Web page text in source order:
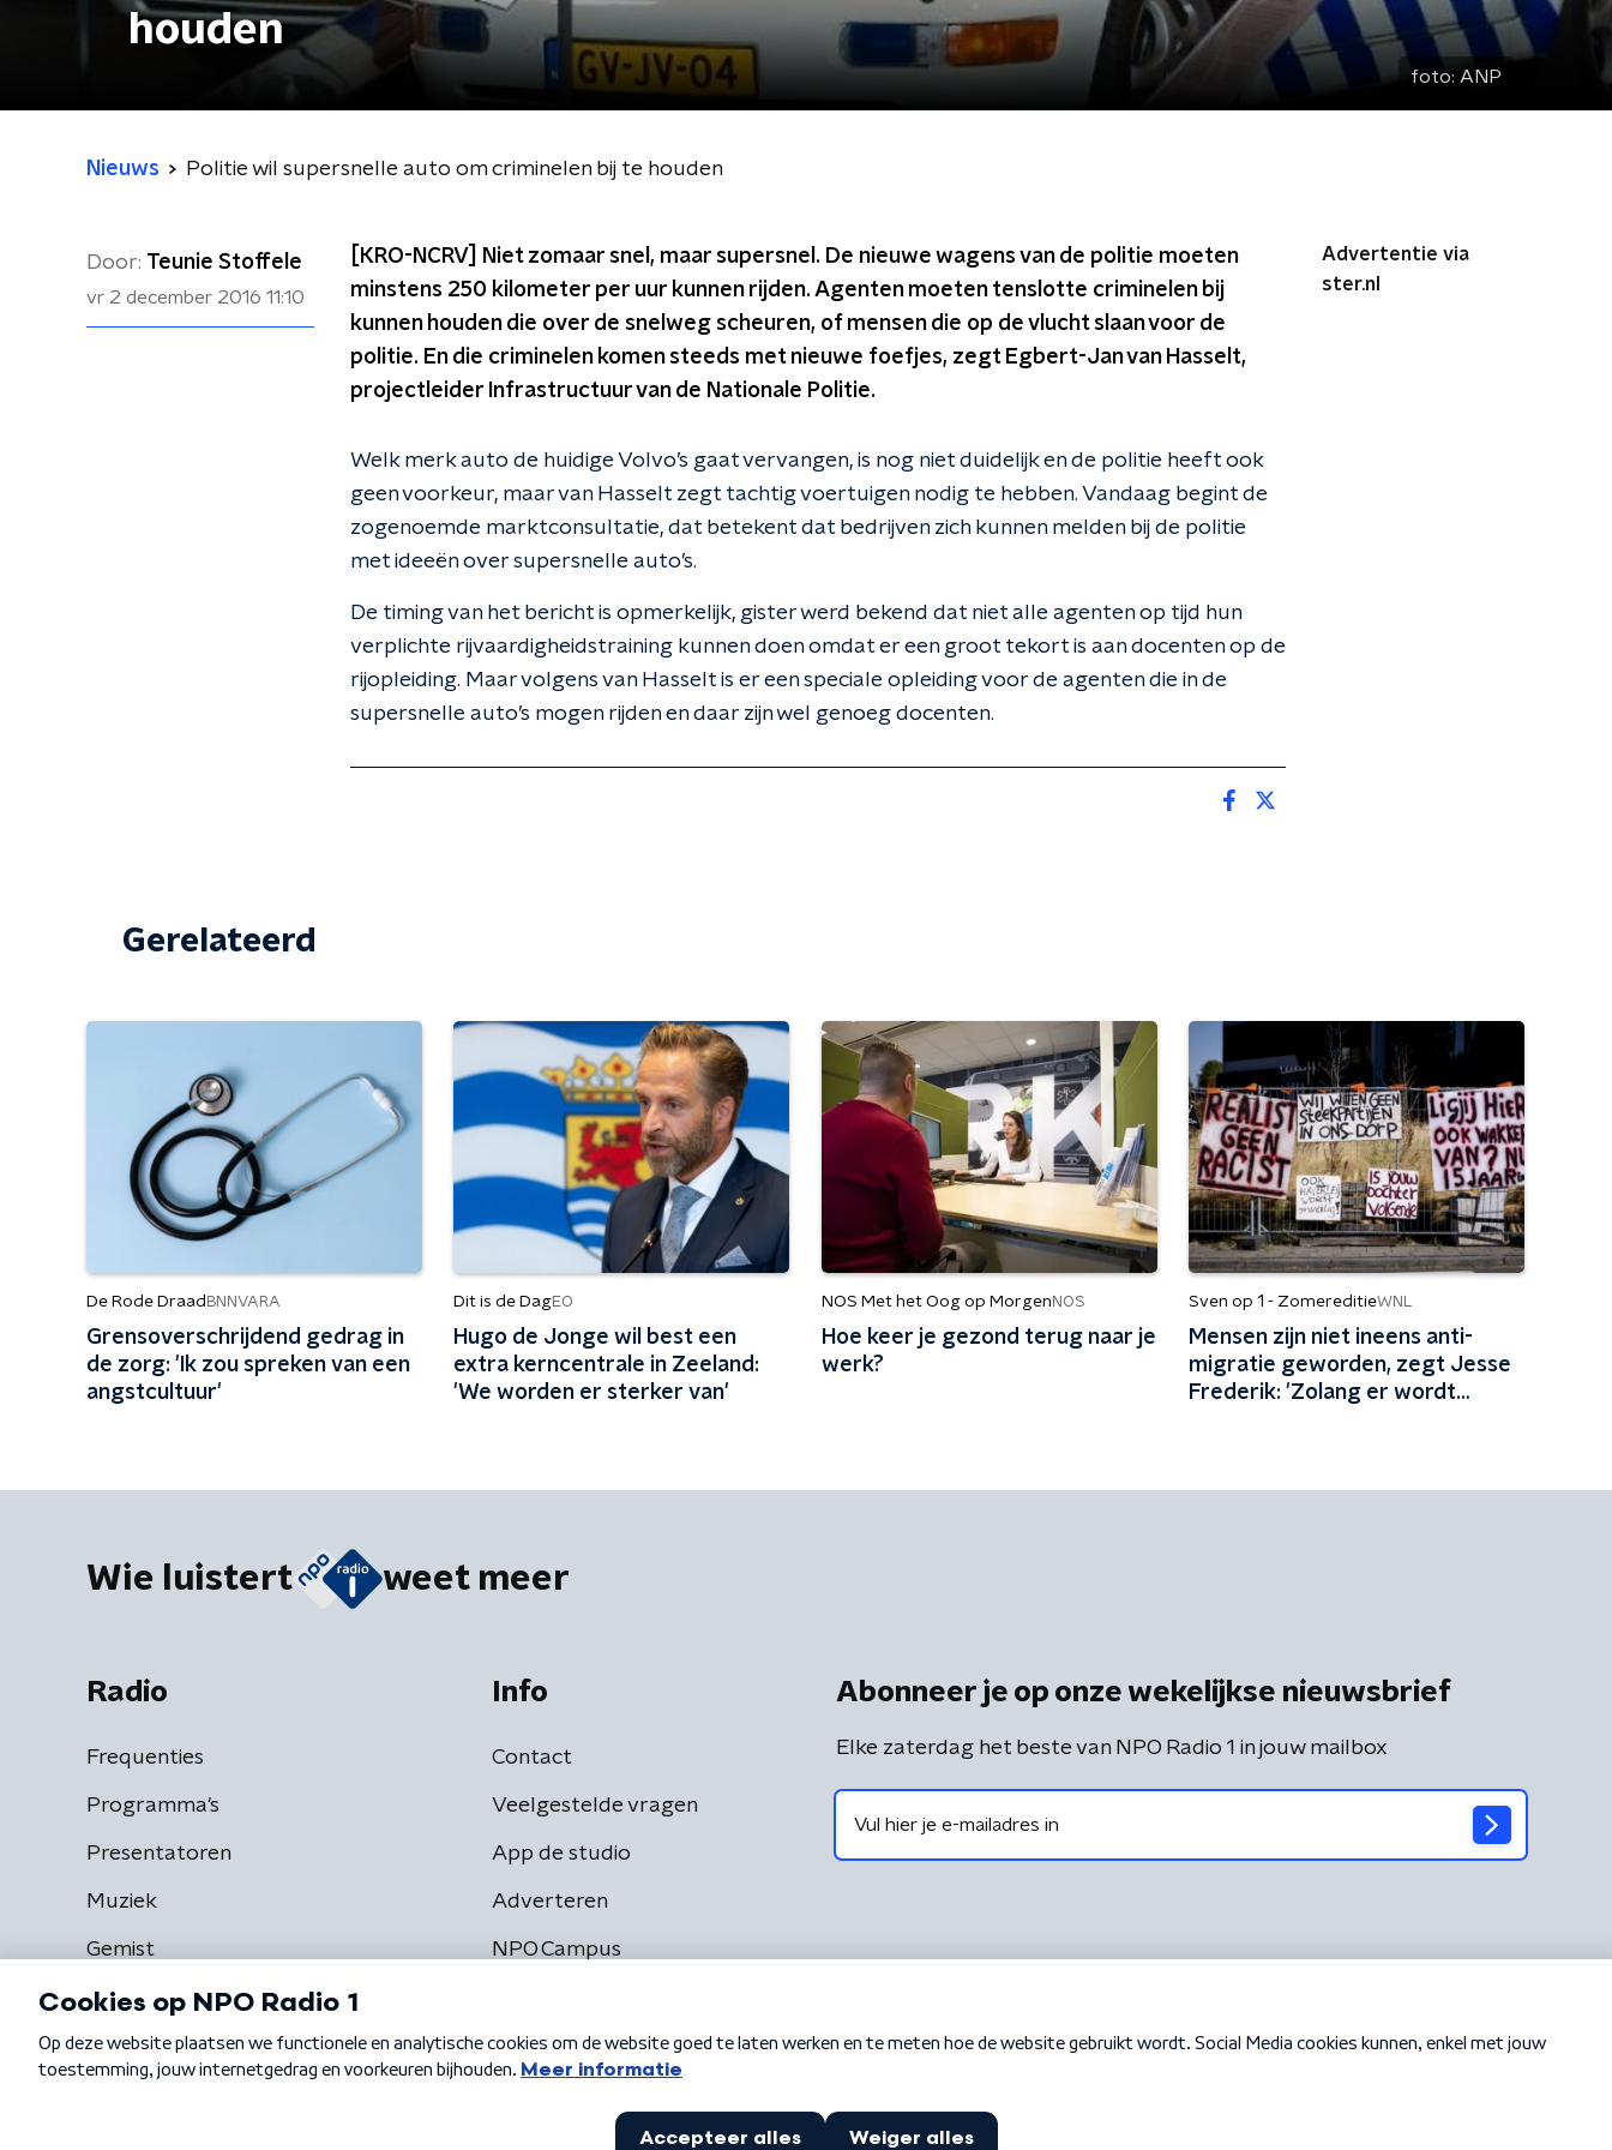
houden
foto: ANP
Nieuws Politie wil supersnelle auto om criminelen bij te houden
Door: Teunie Stoffele
vr 2 december 2016 11:10
[KRO-NCRV] Niet zomaar snel, maar supersnel. De nieuwe wagens van de politie moeten
minstens 250 kilometer per uur kunnen rijden. Agenten moeten tenslotte criminelen bij
kunnen houden die over de snelweg scheuren, of mensen die op de vlucht slaan voor de
politie. En die criminelen komen steeds met nieuwe foefjes, zegt Egbert-Jan van Hasselt,
projectleider Infrastructuur van de Nationale Politie.
Welk merk auto de huidige Volvo’s gaat vervangen, is nog niet duidelijk en de politie heeft ook
geen voorkeur, maar van Hasselt zegt tachtig voertuigen nodig te hebben. Vandaag begint de
zogenoemde marktconsultatie, dat betekent dat bedrijven zich kunnen melden bij de politie
met ideeën over supersnelle auto’s.
De timing van het bericht is opmerkelijk, gister werd bekend dat niet alle agenten op tijd hun
verplichte rijvaardigheidstraining kunnen doen omdat er een groot tekort is aan docenten op de
rijopleiding. Maar volgens van Hasselt is er een speciale opleiding voor de agenten die in de
supersnelle auto’s mogen rijden en daar zijn wel genoeg docenten.
Advertentie via
ster.nl
Gerelateerd
De Rode Draad BNNVARA
Grensoverschrijdend gedrag in
de zorg: 'Ik zou spreken van een
angstcultuur'
Dit is de DagEO
Hugo de Jonge wil best een
extra kerncentrale in Zeeland:
'We worden er sterker van'
NOS Met het Oog op Morgen NOS
Hoe keer je gezond terug naar je
werk?
Sven op 1 - ZomereditieWNL
Mensen zijn niet ineens anti-
migratie geworden, zegt Jesse
Frederik: 'Zolang er wordt
Wie luistert weet meer
Radio
Frequenties
Programma's
Presentatoren
Muziek
Gemist
Info
Contact
Veelgestelde vragen
App de studio
Adverteren
NPO Campus
Abonneer je op onze wekelijkse nieuwsbrief
Elke zaterdag het beste van NPO Radio 1 in jouw mailbox
Algemene voorwaarden Privacybeleid